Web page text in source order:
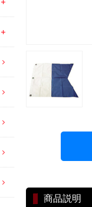
商品説明